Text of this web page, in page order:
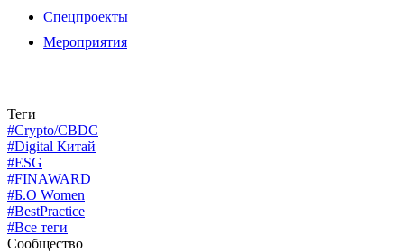
Спецпроекты
Мероприятия
Теги
#Crypto/CBDC
#Digital Китай
#ESG
#FINAWARD
#Б.О Women
#BestPractice
#Все теги
Сообщество